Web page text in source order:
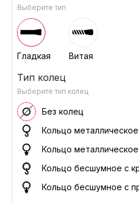
Выберите тип
Гладкая Витая
Тип колец
Выберите тип колец
Без колец
Кольцо
Кольцо
Кольцо бесшумное с
Кольцо бесшумное с